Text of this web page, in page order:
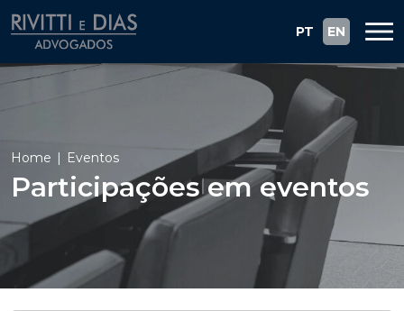
PT EN
Home Eventos
Participações em eventos